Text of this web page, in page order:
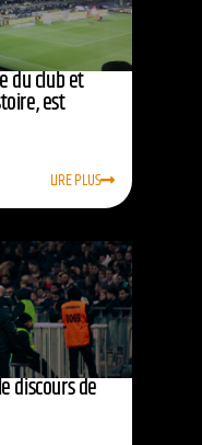
du club et
est
LIRE PLUS
discours de